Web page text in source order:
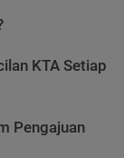
KTA Setiap
Pengajuan